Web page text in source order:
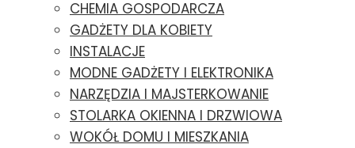
CHEMIA GOSPODARCZA
GADŻETY DLA KOBIETY
INSTALACJE
MODNE GADŻETY I ELEKTRONIKA
NARZĘDZIA I MAJSTERKOWANIE
STOLARKA OKIENNA I DRZWIOWA
WOKÓŁ DOMU I MIESZKANIA